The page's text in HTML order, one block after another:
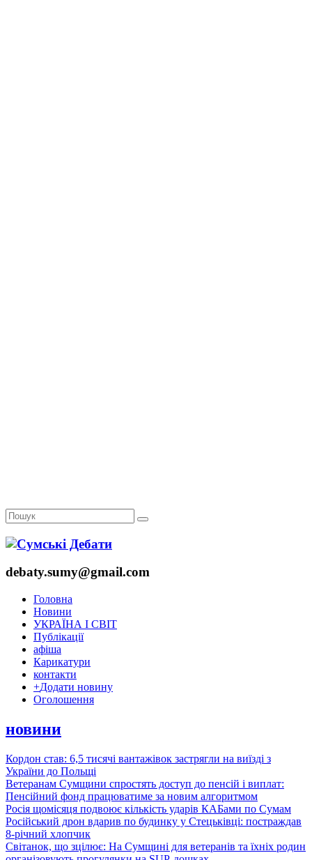
debaty.sumy@gmail.com
Головна
Новини
УКРАЇНА І СВІТ
Публікації
афіша
Карикатури
контакти
+Додати новину
Оголошення
новини
Кордон став: 6,5 тисячі вантажівок застрягли на виїзді з
України до Польщі
Ветеранам Сумщини спростять доступ до пенсій і виплат:
Пенсійний фонд працюватиме за новим алгоритмом
Росія щомісяця подвоює кількість ударів КАБами по Сумам
Російський дрон вдарив по будинку у Стецьківці: постраждав
8-річний хлопчик
Світанок, що зцілює: На Сумщині для ветеранів та їхніх родин